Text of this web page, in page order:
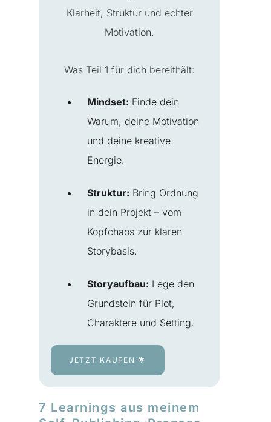
Klarheit, Struktur und echter
Motivation.
Was Teil 1 für dich bereithält:
Mindset: Finde dein
Warum, deine Motivation
und deine kreative
Energie.
Struktur: Bring Ordnung
in dein Projekt – vom
Kopfchaos zur klaren
Storybasis.
Storyaufbau: Lege den
Grundstein für Plot,
Charaktere und Setting.
JETZT KAUFEN 🌟
7 Learnings aus meinem